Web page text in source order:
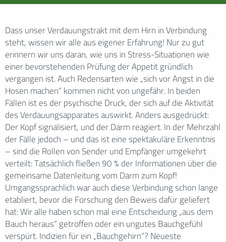
Dass unser Verdauungstrakt mit dem Hirn in Verbindung
steht, wissen wir alle aus eigener Erfahrung! Nur zu gut
erinnern wir uns daran, wie uns in Stress-Situationen wie
einer bevorstehenden Prüfung der Appetit gründlich
vergangen ist. Auch Redensarten wie „sich vor Angst in die
Hosen machen“ kommen nicht von ungefähr. In beiden
Fällen ist es der psychische Druck, der sich auf die Aktivität
des Verdauungsapparates auswirkt. Anders ausgedrückt:
Der Kopf signalisiert, und der Darm reagiert. In der Mehrzahl
der Fälle jedoch – und das ist eine spektakuläre Erkenntnis
– sind die Rollen von Sender und Empfänger umgekehrt
verteilt: Tatsächlich fließen 90 % der Informationen über die
gemeinsame Datenleitung vom Darm zum Kopf!
Umgangssprachlich war auch diese Verbindung schon lange
etabliert, bevor die Forschung den Beweis dafür geliefert
hat: Wir alle haben schon mal eine Entscheidung „aus dem
Bauch heraus“ getroffen oder ein ungutes Bauchgefühl
verspürt. Indizien für ein „Bauchgehirn“? Neueste